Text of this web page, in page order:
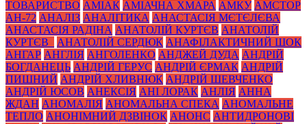
ТОВАРИСТВО АМІАК АМІАЧНА ХМАРА АМКУ АМСТОР
АН-72 АНАЛІЗ АНАЛІТИКА АНАСТАСІЯ МЄТЄЛЄВА
АНАСТАСІЯ РАДІНА АНАТОЛІЙ КУРТЄВ АНАТОЛІЙ
КУРТЄВ_
АНАТОЛІЙ СЕРДЮК АНАФІЛАКТИЧНИЙ ШОК
АНГАР АНГЛІЯ АНГОЛЕНКО АНДЖЕЙ ДУДА АНДРІЙ
БОГДАНЕЦЬ АНДРІЙ ГЕРУС АНДРІЙ ЄРМАК АНДРІЙ
ПИШНИЙ АНДРІЙ ХЛИВНЮК АНДРІЙ ШЕВЧЕНКО
АНДРІЙ ЮСОВ АНЕКСІЯ АНІ ЛОРАК АНЛІЯ АННА
ЖДАН АНОМАЛІЯ АНОМАЛЬНА СПЕКА АНОМАЛЬНЕ
ТЕПЛО АНОНІМНИЙ ДЗВІНОК АНОНС АНТИДРОНОВІ